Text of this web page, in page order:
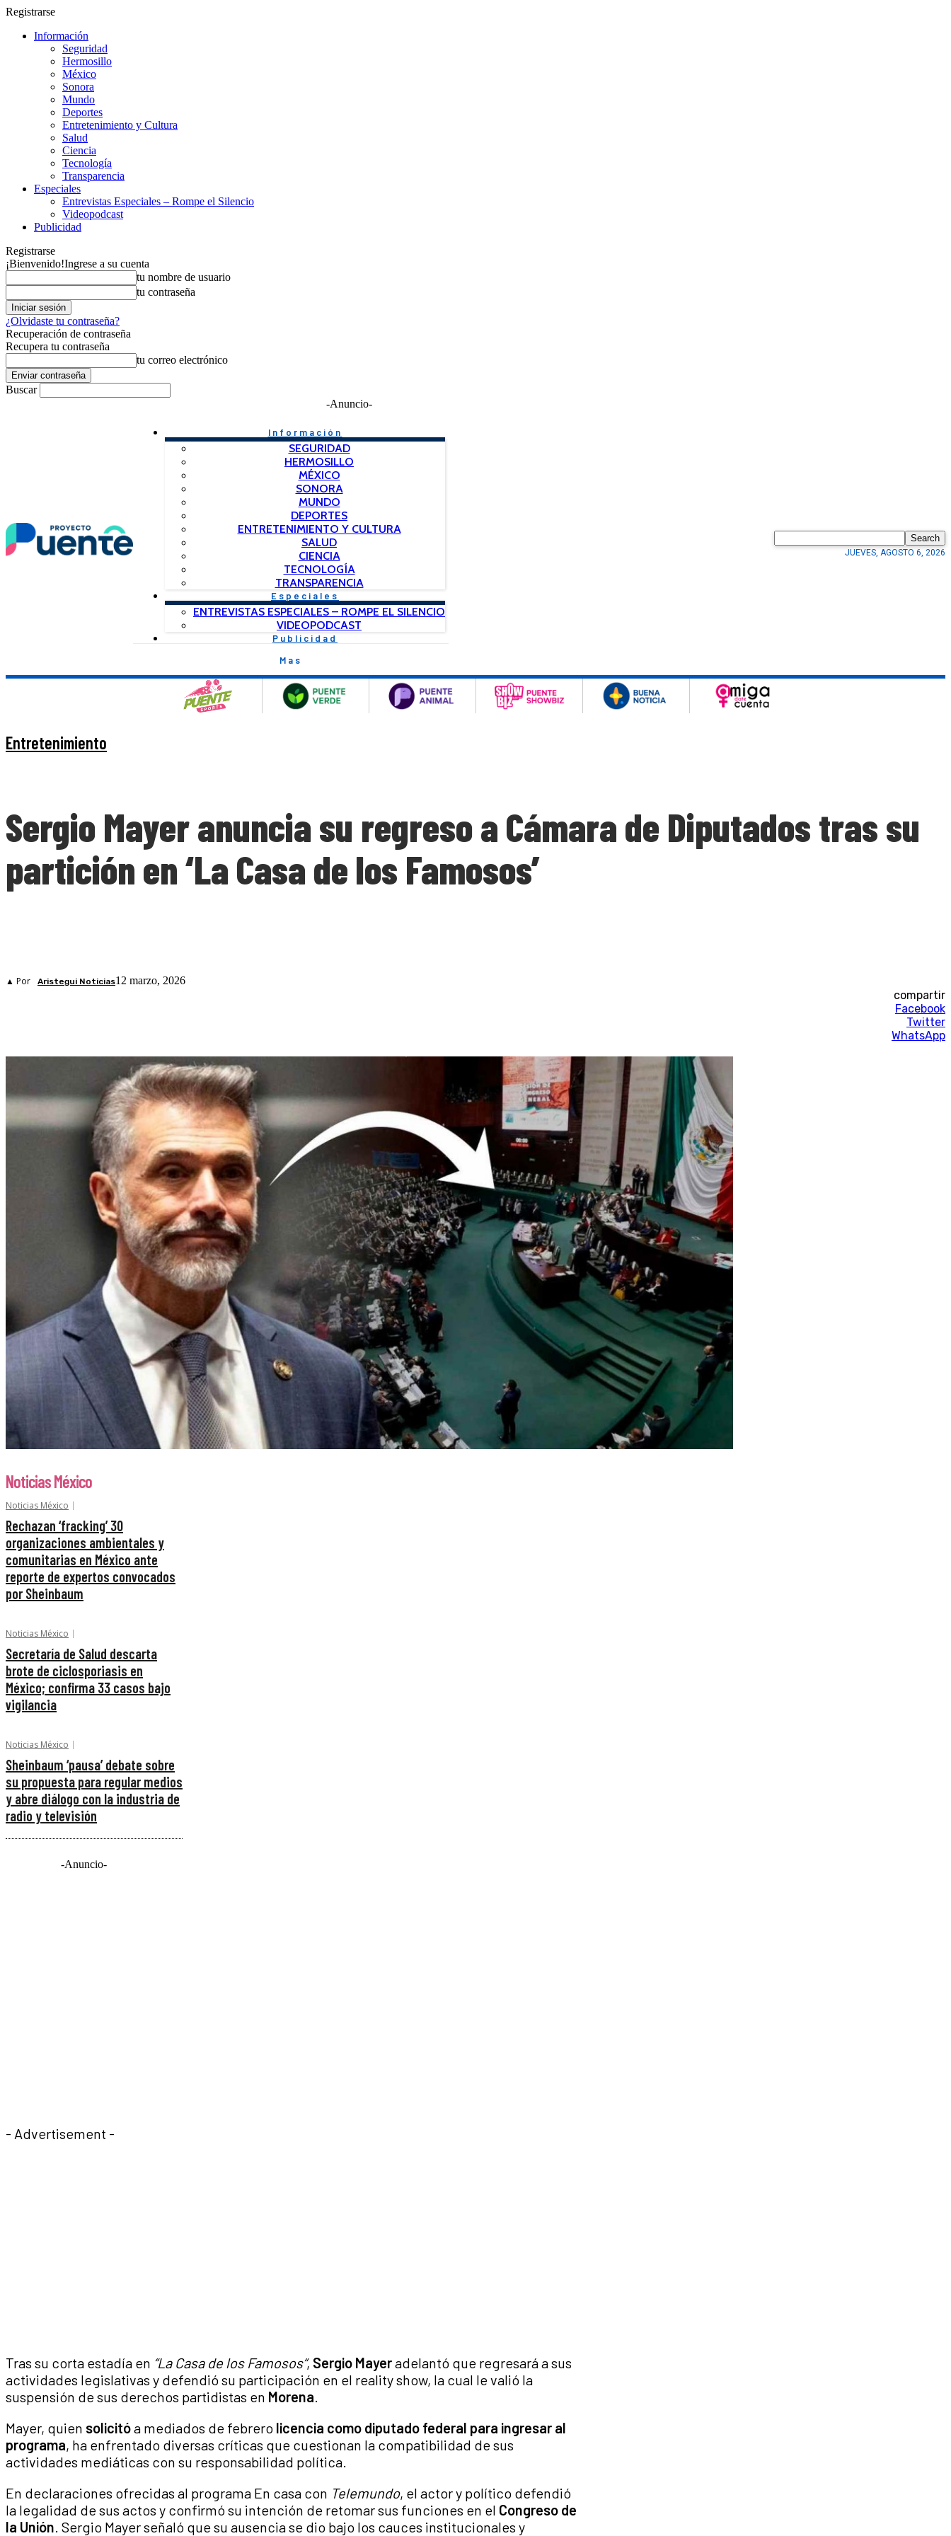
Registrarse
Información
Seguridad
Hermosillo
México
Sonora
Mundo
Deportes
Entretenimiento y Cultura
Salud
Ciencia
Tecnología
Transparencia
Especiales
Entrevistas Especiales – Rompe el Silencio
Videopodcast
Publicidad
Registrarse
¡Bienvenido!Ingrese a su cuenta
tu nombre de usuario
tu contraseña
¿Olvidaste tu contraseña?
Recuperación de contraseña
Recupera tu contraseña
tu correo electrónico
Buscar
-Anuncio-
Información
SEGURIDAD
HERMOSILLO
MÉXICO
SONORA
MUNDO
DEPORTES
ENTRETENIMIENTO Y CULTURA
SALUD
CIENCIA
TECNOLOGÍA
TRANSPARENCIA
Especiales
ENTREVISTAS ESPECIALES – ROMPE EL SILENCIO
VIDEOPODCAST
Publicidad
Mas
Search
JUEVES, AGOSTO 6, 2026
Entretenimiento
Sergio Mayer anuncia su regreso a Cámara de Diputados tras su
partición en ‘La Casa de los Famosos’
▲ Por Aristegui Noticias12 marzo, 2026
compartir
Facebook
Twitter
WhatsApp
Noticias México
Noticias México
Rechazan ‘fracking’ 30
organizaciones ambientales y
comunitarias en México ante
reporte de expertos convocados
por Sheinbaum
Noticias México
Secretaría de Salud descarta
brote de ciclosporiasis en
México; confirma 33 casos bajo
vigilancia
Noticias México
Sheinbaum ‘pausa’ debate sobre
su propuesta para regular medios
y abre diálogo con la industria de
radio y televisión
-Anuncio-
- Advertisement -
Tras su corta estadía en “La Casa de los Famosos“, Sergio Mayeradelantó que regresará a sus
actividades legislativas y defendió su participación en el reality show, la cual le valió la
suspensión de sus derechos partidistas en Morena.
Mayer, quien solicitóa mediados de febrero licencia como diputado federal para ingresar al
programa, ha enfrentado diversas críticas que cuestionan la compatibilidad de sus
actividades mediáticas con su responsabilidad política.
En declaraciones ofrecidas al programa En casa con Telemundo, el actor y político defendió
la legalidad de sus actos y confirmó su intención de retomar sus funciones en el Congreso de
la Unión. Sergio Mayer señaló que su ausencia se dio bajo los cauces institucionales y